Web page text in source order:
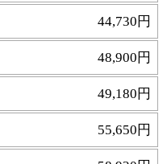
44,730円
48,900円
49,180円
55,650円